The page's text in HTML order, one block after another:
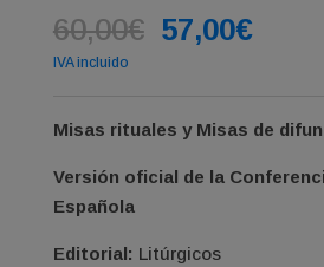
60,00€ El
era:
60,00€.
57,00€El
es:
IVA incluido
Misas rituales y Misas de
Versión oficial de la
Española
Editorial: Litúrgicos